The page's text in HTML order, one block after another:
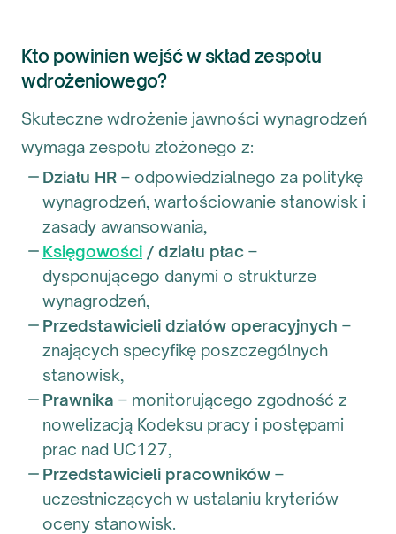
Kto powinien wejść w skład zespołu
wdrożeniowego?
Skuteczne wdrożenie jawności wynagrodzeń
wymaga zespołu złożonego z:
Działu HR – odpowiedzialnego za politykę
wynagrodzeń, wartościowanie stanowisk i
zasady awansowania,
Księgowości / działu płac –
dysponującego danymi o strukturze
wynagrodzeń,
Przedstawicieli działów operacyjnych –
znających specyfikę poszczególnych
stanowisk,
Prawnika – monitorującego zgodność z
nowelizacją Kodeksu pracy i postępami
prac nad UC127,
Przedstawicieli pracowników –
uczestniczących w ustalaniu kryteriów
oceny stanowisk.